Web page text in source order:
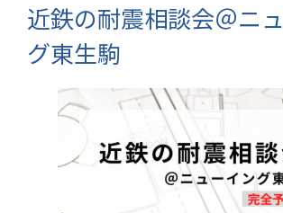
近鉄の耐震相談会＠ニ
グ東生駒